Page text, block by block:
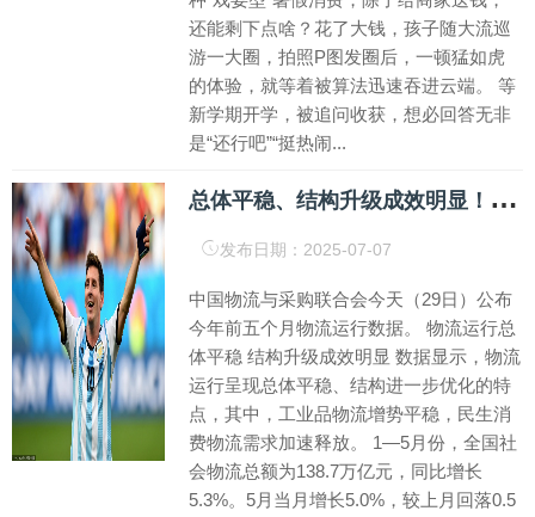
还能剩下点啥？花了大钱，孩子随大流巡
游一大圈，拍照P图发圈后，一顿猛如虎
的体验，就等着被算法迅速吞进云端。 等
新学期开学，被追问收获，想必回答无非
是“还行吧”“挺热闹...
总
体平稳、结构升级成效明显！1—5月物流运行数据公布_大皖新闻 | 安徽网
发布日期：2025-07-07
中国物流与采购联合会今天（29日）公布
今年前五个月物流运行数据。 物流运行总
体平稳 结构升级成效明显 数据显示，物流
运行呈现总体平稳、结构进一步优化的特
点，其中，工业品物流增势平稳，民生消
费物流需求加速释放。 1—5月份，全国社
会物流总额为138.7万亿元，同比增长
5.3%。5月当月增长5.0%，较上月回落0.5